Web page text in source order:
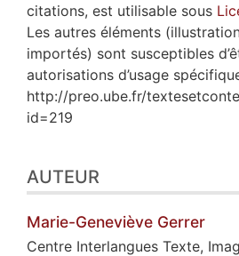
citations, est utilisable sous
Les autres éléments
importés) sont susceptibles
autorisations d’usage
http://preo.ube.fr/
id=219
AUTEUR
Marie-Geneviève Gerrer
Centre Interlangues Texte,